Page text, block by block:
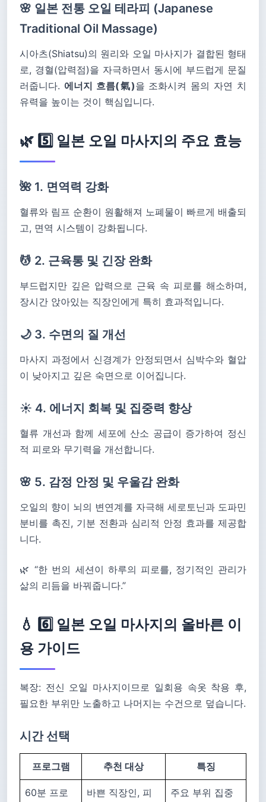
🌸 일본 전통 오일 테라피 (Japanese
Traditional Oil Massage)
시아츠(Shiatsu)의 원리와 오일 마사지가 결합된 형태
로, 경혈(압력점)을 자극하면서 동시에 부드럽게 문질
러줍니다. 에너지 흐름(氣)을 조화시켜 몸의 자연 치
유력을 높이는 것이 핵심입니다.
🌿 5️⃣ 일본 오일 마사지의 주요 효능
🌺 1. 면역력 강화
혈류와 림프 순환이 원활해져 노폐물이 빠르게 배출되
고, 면역 시스템이 강화됩니다.
💆 2. 근육통 및 긴장 완화
부드럽지만 깊은 압력으로 근육 속 피로를 해소하며,
장시간 앉아있는 직장인에게 특히 효과적입니다.
🌙 3. 수면의 질 개선
마사지 과정에서 신경계가 안정되면서 심박수와 혈압
이 낮아지고 깊은 숙면으로 이어집니다.
☀️ 4. 에너지 회복 및 집중력 향상
혈류 개선과 함께 세포에 산소 공급이 증가하여 정신
적 피로와 무기력을 개선합니다.
🌸 5. 감정 안정 및 우울감 완화
오일의 향이 뇌의 변연계를 자극해 세로토닌과 도파민
분비를 촉진, 기분 전환과 심리적 안정 효과를 제공합
니다.
🌿 “한 번의 세션이 하루의 피로를, 정기적인 관리가
삶의 리듬을 바꿔줍니다.”
💧 6️⃣ 일본 오일 마사지의 올바른 이
용 가이드
복장: 전신 오일 마사지이므로 일회용 속옷 착용 후,
필요한 부위만 노출하고 나머지는 수건으로 덮습니다.
시간 선택
프로그램 추천 대상 특징
60분 프로
바쁜 직장인, 피
주요 부위 집중